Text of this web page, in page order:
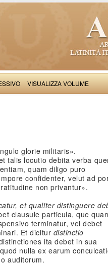
VISUALIZZA VOLUME
glorie militaris».
talis locutio debita verba
quam diligo puro
confidenter, velut ad
non privantur».
et qualiter distinguere
clausule particula, que
terminatur, vel debet
Et dicitur distinctio
ita debet in sua
nulla ex earum
auditorum.